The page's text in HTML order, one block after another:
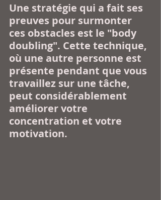
Une stratégie qui a fait ses
preuves pour surmonter
ces obstacles est le "body
doubling". Cette technique,
où une autre personne est
présente pendant que vous
travaillez sur une tâche,
peut considérablement
améliorer votre
concentration et votre
motivation.